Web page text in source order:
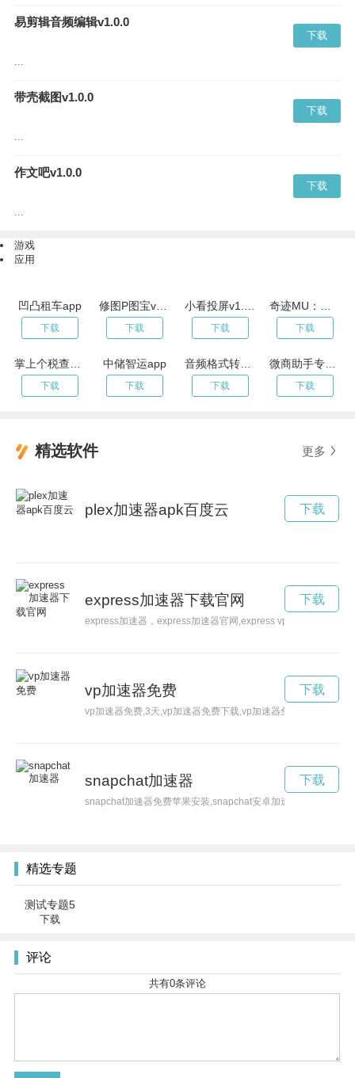
易剪辑音频编辑v1.0.0
...
下载
带壳截图v1.0.0
...
下载
作文吧v1.0.0
...
下载
游戏
应用
凹凸租车app
下载 下载 下载 下载
下载
中储智运app
下载
音频格式转换v1.6.1
下载 下载
精选软件 更多
plex加速器apk百度云 下载
express加速器下载官网
express加速器，express加速器官网,express vp n
下载
vp加速器免费
vp加速器免费,3天,vp加速器免费下载,vp加速器免费破解版
下载
snapchat加速器
snapchat加速器免费苹果安装,snapchat安卓加速器
下载
精选专题
测试专题5
下载
评论
共有0条评论